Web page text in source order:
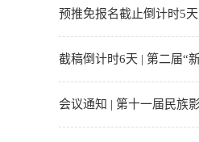
预推免报名截止倒计时5
截稿倒计时6天 | 第二届“
会议通知 | 第十一届民族